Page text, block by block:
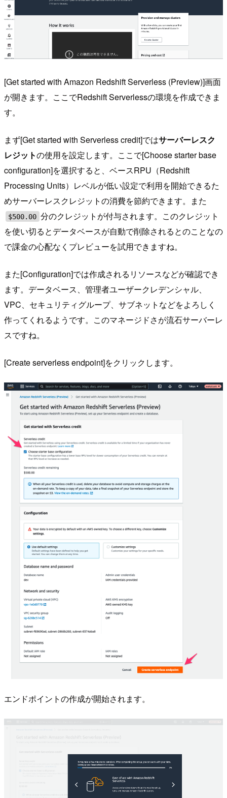
[Get started with Amazon Redshift Serverless (Preview)]画面
が開きます。ここでRedshift Serverlessの環境を作成できま
す。
まず[Get started with Serverless credit]ではサーバーレスク
レジットの使用を設定します。ここで[Choose starter base
configuration]を選択すると、ベースRPU（Redshift
Processing Units）レベルが低い設定で利用を開始できるた
めサーバーレスクレジットの消費を節約できます。また
$500.00 分のクレジットが付与されます。このクレジット
を使い切るとデータベースが自動で削除されるとのことなの
で課金の心配なくプレビューを試用できますね。
また[Configuration]では作成されるリソースなどが確認でき
ます。データベース、管理者ユーザークレデンシャル、
VPC、セキュリティグループ、サブネットなどをよろしく
作ってくれるようです。このマネージドさが流石サーバーレ
スですね。
[Create serverless endpoint]をクリックします。
エンドポイントの作成が開始されます。